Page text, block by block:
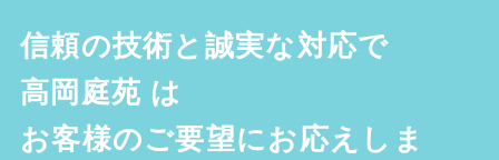
信頼の技術と誠実な対応で
高岡庭苑 は
お客様のご要望にお応えしま